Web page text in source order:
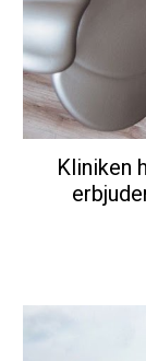
Kliniken